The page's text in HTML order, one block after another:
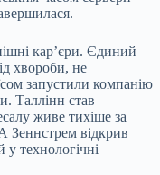
кар’єри. Єдиний
хвороби, не
запустили компанію
Таллінн став
живе тихіше за
Зеннстрем відкрив
технологічні